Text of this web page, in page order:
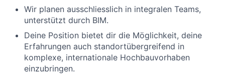
Wir planen ausschliesslich in integralen Teams,
unterstützt durch BIM.
Deine Position bietet dir die Möglichkeit, deine
Erfahrungen auch standortübergreifend in
komplexe, internationale Hochbauvorhaben
einzubringen.